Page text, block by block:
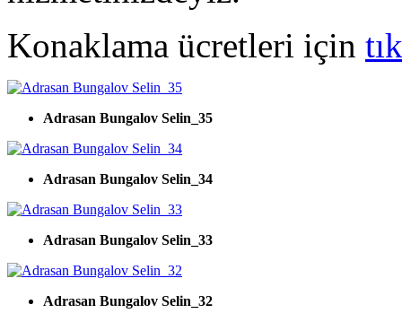
Konaklama ücretleri için
Adrasan Bungalov Selin_35
Adrasan Bungalov Selin_34
Adrasan Bungalov Selin_33
Adrasan Bungalov Selin_32